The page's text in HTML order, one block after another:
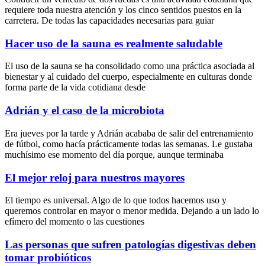
requiere toda nuestra atención y los cinco sentidos puestos en la
carretera. De todas las capacidades necesarias para guiar
Hacer uso de la sauna es realmente saludable
El uso de la sauna se ha consolidado como una práctica asociada al
bienestar y al cuidado del cuerpo, especialmente en culturas donde
forma parte de la vida cotidiana desde
Adrián y el caso de la microbiota
Era jueves por la tarde y Adrián acababa de salir del entrenamiento
de fútbol, como hacía prácticamente todas las semanas. Le gustaba
muchísimo ese momento del día porque, aunque terminaba
El mejor reloj para nuestros mayores
El tiempo es universal. Algo de lo que todos hacemos uso y
queremos controlar en mayor o menor medida. Dejando a un lado lo
efímero del momento o las cuestiones
Las personas que sufren patologías digestivas deben
tomar probióticos